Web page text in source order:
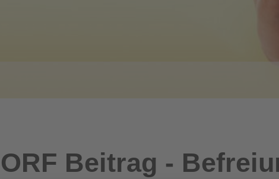
ORF Beitrag -